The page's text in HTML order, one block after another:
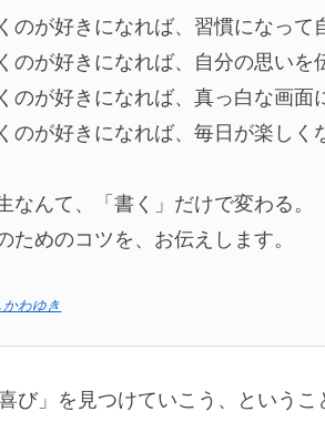
のが好きになれば、習慣になって
のが好きになれば、自分の思いを
のが好きになれば、真っ白な画面
のが好きになれば、毎日が楽しく
なんて、「書く」だけで変わる。
ためのコツを、お伝えします。
かわゆき
喜び」を見つけていこう、という